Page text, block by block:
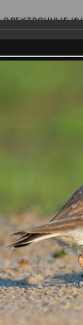
ЭЛЕКТРОННЫЕ
Поволжья